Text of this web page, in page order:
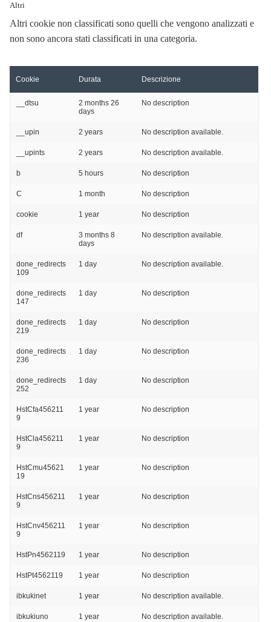
Altri
Altri cookie non classificati sono quelli che vengono analizzati e
non sono ancora stati classificati in una categoria.
Cookie Durata Descrizione
__dtsu
2 months 26
days
No description
__upin 2 years No description available.
__upints 2 years No description available.
b 5 hours No description
C 1 month No description
cookie 1 year No description
df
3 months 8
days
No description available.
done_redirects
109
1 day No description available.
done_redirects
147
1 day No description
done_redirects
219
1 day No description
done_redirects
236
1 day No description
done_redirects
252
1 day No description
HstCfa456211
9
1 year No description
HstCla456211
9
1 year No description
HstCmu45621
19
1 year No description
HstCns456211
9
1 year No description
HstCnv456211
9
1 year No description
HstPn4562119 1 year No description
HstPt4562119 1 year No description
ibkukinet 1 year No description available.
ibkukiuno 1 year No description available.